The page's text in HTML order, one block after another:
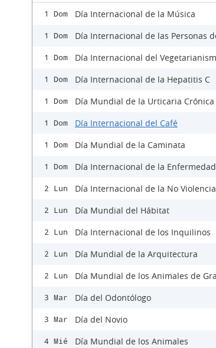
1 Dom Día Internacional de la Música
1 Dom Día Internacional de las Personas
1 Dom Día Internacional del
1 Dom Día Internacional de la Hepatitis C
1 Dom Día Mundial de la Urticaria Crónica
1 Dom Día Internacional del Café
1 Dom Día Mundial de la Caminata
1 Dom Día Internacional de la
2 Lun Día Internacional de la No Violencia
2 Lun Día Mundial del Hábitat
2 Lun Día Internacional de los Inquilinos
2 Lun Día Mundial de la Arquitectura
2 Lun Día Mundial de los Animales de
3 Mar Día del Odontólogo
3 Mar Día del Novio
4 Mié Día Mundial de los Animales